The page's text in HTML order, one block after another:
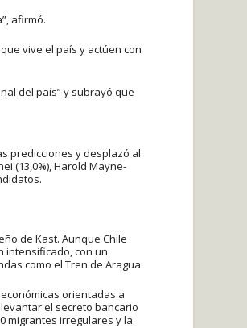
afirmó.
vive el país y actúen con
del país” y subrayó que
predicciones y desplazó al
(13,0%), Harold Mayne-
de Kast. Aunque Chile
intensificado, con un
como el Tren de Aragua.
orientadas a
el secreto bancario
migrantes irregulares y la